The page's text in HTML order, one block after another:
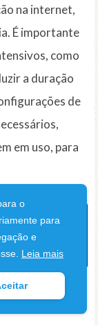
na internet,
É importante
como
a duração
de
em uso, para
8?
da
o
para
e
Leia mais